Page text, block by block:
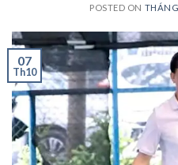
POSTED ON
07
Th10